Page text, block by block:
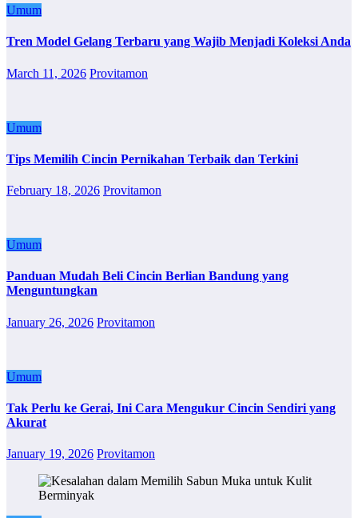
Umum
Tren Model Gelang Terbaru yang Wajib Menjadi Koleksi Anda
March 11, 2026 Provitamon
Umum
Tips Memilih Cincin Pernikahan Terbaik dan Terkini
February 18, 2026 Provitamon
Umum
Panduan Mudah Beli Cincin Berlian Bandung yang
Menguntungkan
January 26, 2026 Provitamon
Umum
Tak Perlu ke Gerai, Ini Cara Mengukur Cincin Sendiri yang
Akurat
January 19, 2026 Provitamon